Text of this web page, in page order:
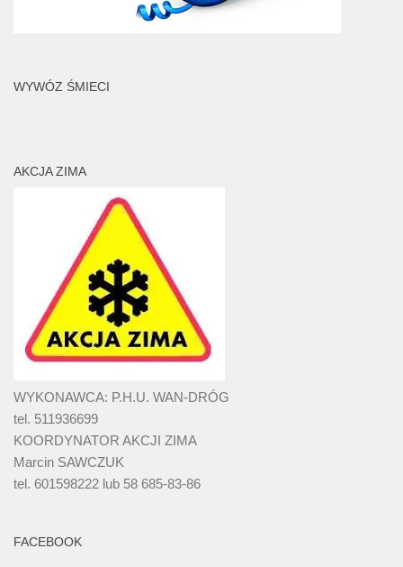
WYWÓZ ŚMIECI
AKCJA ZIMA
WYKONAWCA: P.H.U. WAN-DRÓG
tel. 511936699
KOORDYNATOR AKCJI ZIMA
Marcin SAWCZUK
tel. 601598222 lub 58 685-83-86
FACEBOOK